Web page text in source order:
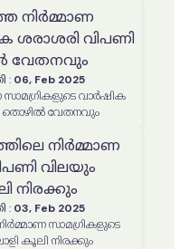
നിർമ്മാണ
ശരാശരി വിപണി
വേതനവും
: 06, Feb 2025
വാർഷിക
തൊഴിൽ വേതനവും
നിർമ്മാണ
വിലയും
നിരക്കും
: 03, Feb 2025
കൂലി നിരക്കും